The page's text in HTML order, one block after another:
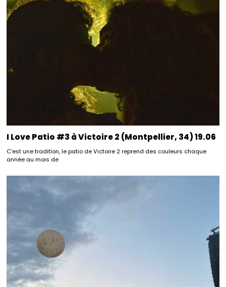
I Love Patio #3 à Victoire 2 (Montpellier, 34) 19.06
C’est une tradition, le patio de Victoire 2 reprend des couleurs chaque
année au mois de